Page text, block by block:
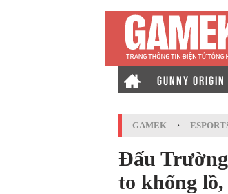
GUNNY ORIGIN
GAMEK ›
Đấu
to khổng